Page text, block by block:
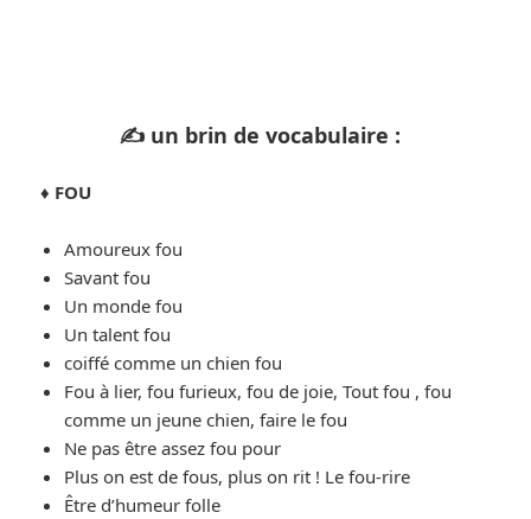
✍️ un brin de vocabulaire :
♦️ FOU
Amoureux fou
Savant fou
Un monde fou
Un talent fou
coiffé comme un chien fou
Fou à lier, fou furieux, fou de joie, Tout fou , fou
comme un jeune chien, faire le fou
Ne pas être assez fou pour
Plus on est de fous, plus on rit ! Le fou-rire
Être d’humeur folle